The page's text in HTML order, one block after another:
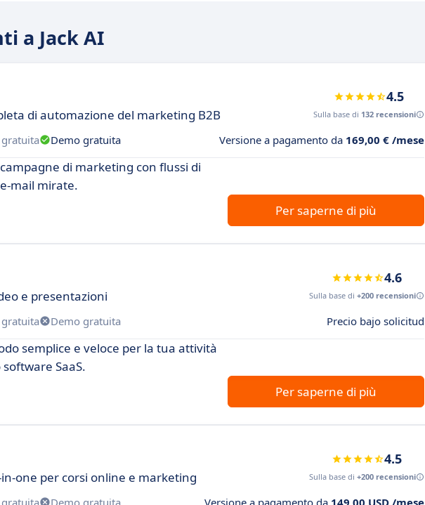
a Jack AI
di automazione del marketing B2B
4.5
Sulla base di 132 recensioni
Demo gratuita Versione a pagamento da 169,00 € /mese
di marketing con flussi di
mail mirate.
Per saperne di più
e presentazioni
4.6
Sulla base di +200 recensioni
Demo gratuita Precio bajo solicitud
semplice e veloce per la tua attività
SaaS.
Per saperne di più
one per corsi online e marketing
4.5
Sulla base di +200 recensioni
Demo gratuita Versione a pagamento da 149,00 USD /mese